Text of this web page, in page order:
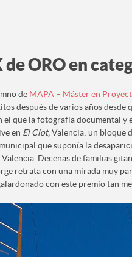
de ORO en
de MAPA – Máster en
después de varios años
el que la fotografía documental
en El Clot,Valencia; un bloque
que suponía la
Decenas de familias
retrata con una mirada muy
con este premio tan